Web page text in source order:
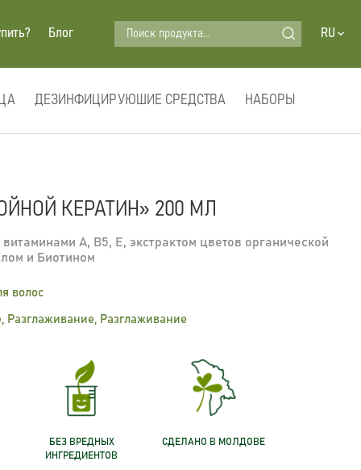
Блог Поиск продукта... RU
ДЕЗИНФИЦИРУЮШИЕ СРЕДСТВА НАБОРЫ
КЕРАТИН» 200 МЛ
А, B5, E, экстрактом цветов органической
и Биотином
волос
Разглаживание, Pазглаживание
БЕЗ ВРЕДНЫХ
ИНГРЕДИЕНТОВ
СДЕЛАНО В МОЛДОВЕ